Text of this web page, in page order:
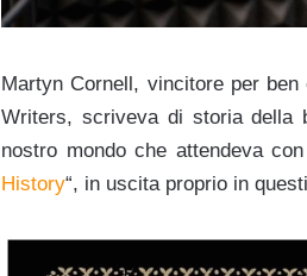
Martyn Cornell, vincitore per
Writers, scriveva di storia della
nostro mondo che attendeva
History“, in uscita proprio in